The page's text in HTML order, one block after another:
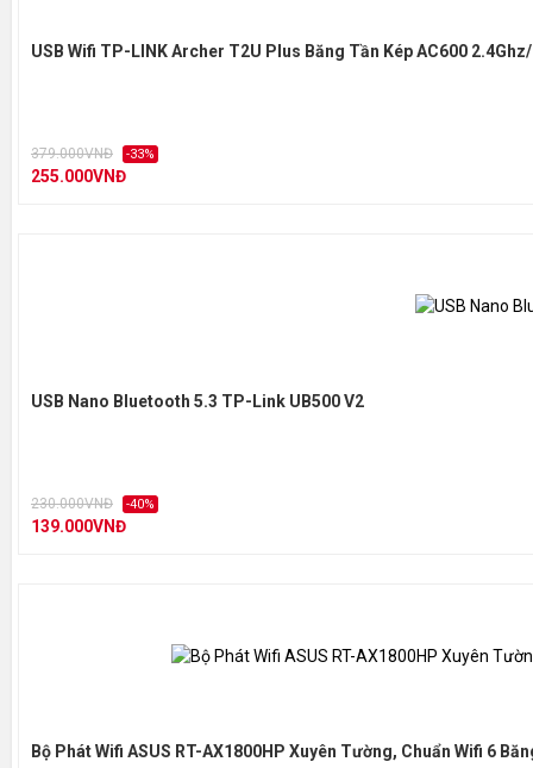
USB Wifi TP-LINK Archer T2U Plus Băng Tần Kép AC600
379.000VNĐ -33%
255.000VNĐ
USB Nano Bluetooth 5.3 TP-Link UB500 V2
230.000VNĐ -40%
139.000VNĐ
Bộ Phát Wifi ASUS RT-AX1800HP Xuyên Tường, Chuẩn Wifi 6